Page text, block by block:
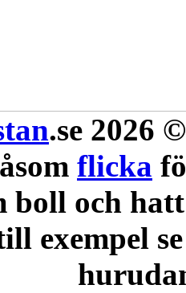
.se 2026
flicka
boll och
exempel